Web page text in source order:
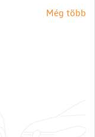
Még több